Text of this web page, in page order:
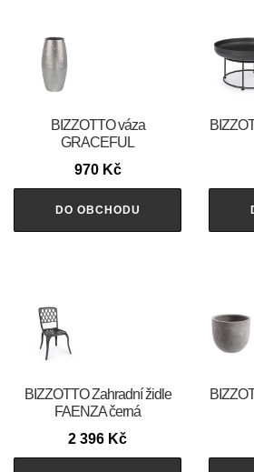
BIZZOTTO váza
GRACEFUL
970 Kč
DO OBCHODU
BIZZOTTO Zahradní židle
FAENZA černá
2 396 Kč